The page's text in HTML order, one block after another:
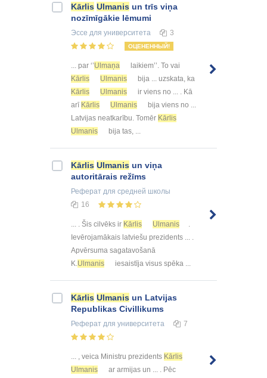
Kārlis Ulmanis un trīs viņa
nozīmīgākie lēmumi
Эссе для университета 3
ОЦЕНЕННЫЙ!
... par ‘’Ulmaņa
laikiem’’. To vai
Kārlis
Ulmanis
bija ... uzskata, ka
Kārlis
Ulmanis
ir viens no ... . Kā
arī Kārlis Ulmanis
bija viens no ...
Latvijas neatkarību. Tomēr Kārlis
Ulmanis
bija tas, ...
Kārlis Ulmanis un viņa
autoritārais režīms
Реферат для средней школы
16
... . Šis cilvēks ir Kārlis Ulmanis
.
Ievērojamākais latviešu prezidents ... .
Apvērsuma sagatavošanā
K.Ulmanis iesaistīja visus spēka ...
Kārlis Ulmanis un Latvijas
Republikas Civillikums
Реферат для университета 7
... , veica Ministru prezidents Kārlis
Ulmanis
ar armijas un ... . Pēc